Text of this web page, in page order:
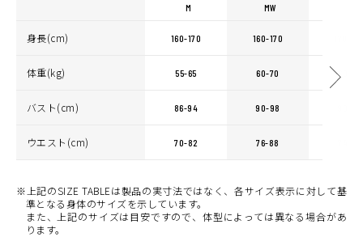
M MW
身長(cm) 160-170 160-170
体重(kg) 55-65 60-70 60-70
バスト(cm) 86-94 90-98
ウエスト(cm) 70-82 76-88
※上記のSIZE TABLEは製品の実寸法ではなく、各サイズ表示に対して基
準となる身体のサイズを示しています。
また、上記のサイズは目安ですので、体型によっては異なる場合があ
ります。